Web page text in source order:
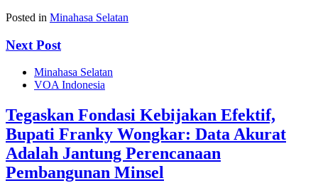
Posted in Minahasa Selatan
Next Post
Minahasa Selatan
VOA Indonesia
Tegaskan Fondasi Kebijakan Efektif,
Bupati Franky Wongkar: Data Akurat
Adalah Jantung Perencanaan
Pembangunan Minsel